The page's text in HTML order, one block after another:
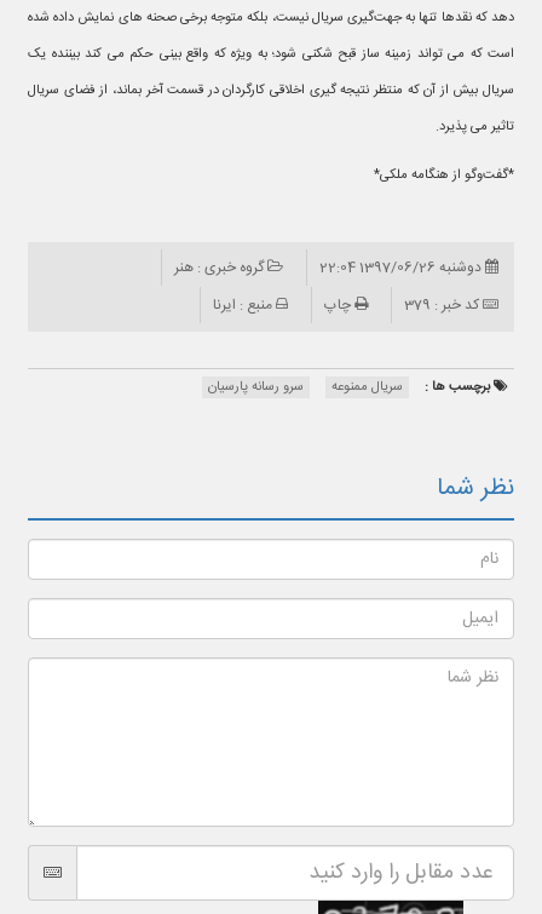
دهد که نقدها تنها به جهت‌گیری سریال نیست، بلکه متوجه برخی صحنه های نمایش داده شده
است که می تواند زمینه ساز قبح شکنی شود؛ به ویژه که واقع بینی حکم می کند بیننده یک
سریال بیش از آن که منتظر نتیجه گیری اخلاقی کارگردان در قسمت آخر بماند، از فضای سریال
تاثیر می پذیرد.
*گفت‌وگو از هنگامه ملکی*
دوشنبه 1397/06/26 22:04
گروه خبری : هنر
کد خبر : 379
چاپ منبع : ایرنا
برچسب ها : سریال ممنوعه سرو رسانه پارسیان
نظر شما